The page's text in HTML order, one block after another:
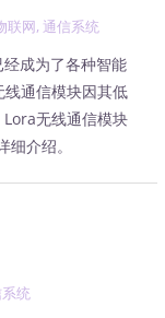
联网, 通信系统
成为了各种智能
通信模块因其低
无线通信模块
介绍。
统